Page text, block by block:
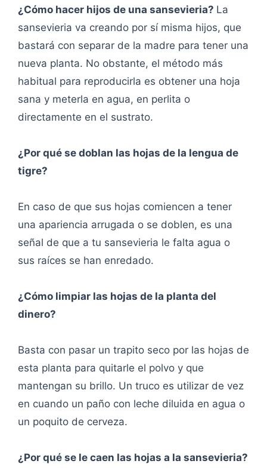
¿Cómo hacer hijos de una sansevieria? La
sansevieria va creando por sí misma hijos, que
bastará con separar de la madre para tener una
nueva planta. No obstante, el método más
habitual para reproducirla es obtener una hoja
sana y meterla en agua, en perlita o
directamente en el sustrato.
¿Por qué se doblan las hojas de la lengua de
tigre?
En caso de que sus hojas comiencen a tener
una apariencia arrugada o se doblen, es una
señal de que a tu sansevieria le falta agua o
sus raíces se han enredado.
¿Cómo limpiar las hojas de la planta del
dinero?
Basta con pasar un trapito seco por las hojas de
esta planta para quitarle el polvo y que
mantengan su brillo. Un truco es utilizar de vez
en cuando un paño con leche diluida en agua o
un poquito de cerveza.
¿Por qué se le caen las hojas a la sansevieria?